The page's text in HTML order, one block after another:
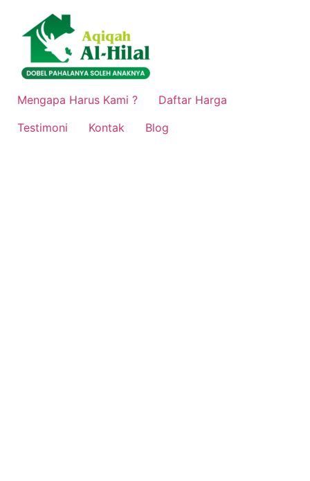
konten
Mengapa Harus Kami ?
Daftar Harga
Testimoni
Kontak Blog